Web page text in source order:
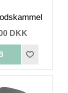
DKK